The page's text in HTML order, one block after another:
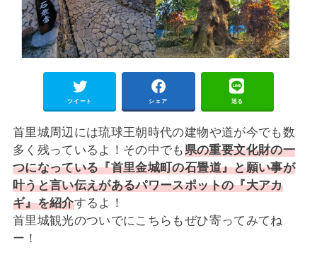
ツイート シェア 送る
首里城周辺には琉球王朝時代の建物や道が今でも数
多く残っているよ！その中でも県の重要文化財の一
つになっている『首里金城町の石畳道』と願い事が
叶うと言い伝えがあるパワースポットの『大アカ
ギ』を紹介するよ！
首里城観光のついでにこちらもぜひ寄ってみてね
ー！